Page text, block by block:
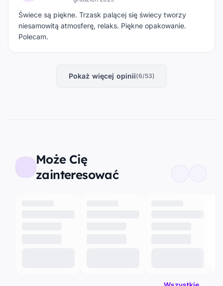
Świece są piękne. Trzask palącej się świecy tworzy
niesamowitą atmosferę, relaks. Piękne opakowanie.
Polecam.
Pokaż więcej opinii(6/53)
Może Cię
zainteresować